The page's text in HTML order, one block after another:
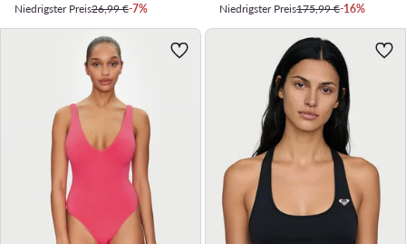
Niedrigster Preis26,99 €-7%
Niedrigster Preis175,99 €-16%